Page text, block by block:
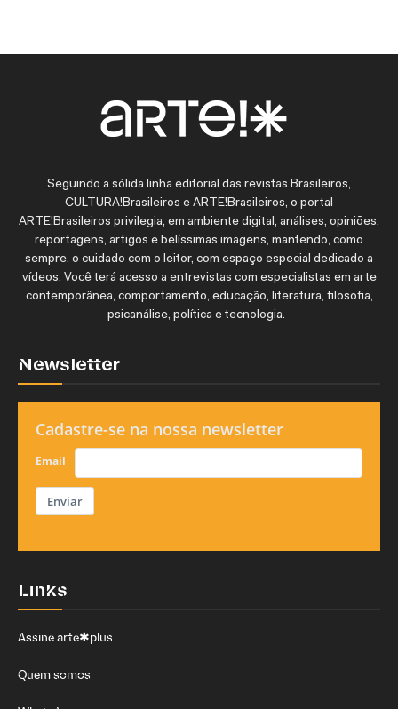
Seguindo a sólida linha editorial das revistas Brasileiros,
CULTURA!Brasileiros e ARTE!Brasileiros, o portal
ARTE!Brasileiros privilegia, em ambiente digital, análises, opiniões,
reportagens, artigos e belíssimas imagens, mantendo, como
sempre, o cuidado com o leitor, com espaço especial dedicado a
vídeos. Você terá acesso a entrevistas com especialistas em arte
contemporânea, comportamento, educação, literatura, filosofia,
psicanálise, política e tecnologia.
Newsletter
Cadastre-se na nossa newsletter
Email
Enviar
Links
Assine arte✱plus
Quem somos